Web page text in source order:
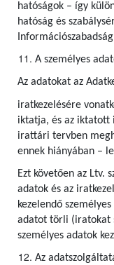
hatóságok – így
hatóság és
A személyes
Az adatokat az
iratkezelésére
iktatja, és az iktatott
irattári tervben
ennek hiányában –
Ezt követően az
adatok és az
kezelendő
adatot törli (iratokat
személyes adatok
Az